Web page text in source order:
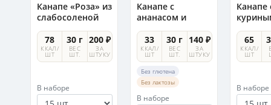
Канапе «Роза» из
слабосоленой
семги
78
ККАЛ/
ШТ
30 г
ВЕС
ШТ.
200 ₽
ЗА
ШТУКУ
В наборе
Канапе с
ананасом и
лепестком
утиной грудки
33
ККАЛ/
ШТ
30 г
ВЕС
ШТ.
140 ₽
ЗА
ШТУКУ
Без глютена
Без лактозы
В наборе
Канапе
65
ККАЛ/
ШТ
В наборе